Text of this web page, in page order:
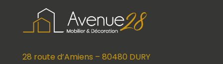
28 route d’Amiens – 80480 DURY